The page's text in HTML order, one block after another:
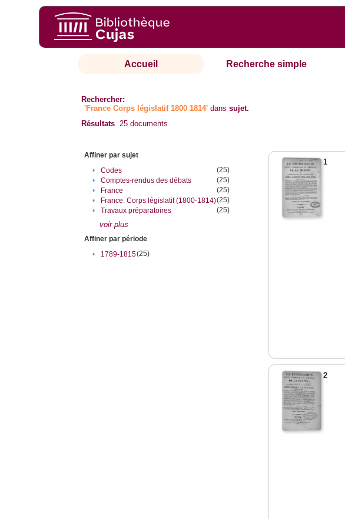
Accueil Recherche simple
Rechercher:
'France Corps législatif 1800 1814' danssujet.
Résultats 25 documents
Affiner par sujet
•
Codes
(25)
•
Comptes-rendus des débats
(25)
•
France
(25)
•
France. Corps législatif (1800-1814)(25)
•
Travaux préparatoires (25)
voir plus
Affiner par période
•
1789-1815(25)
1
2